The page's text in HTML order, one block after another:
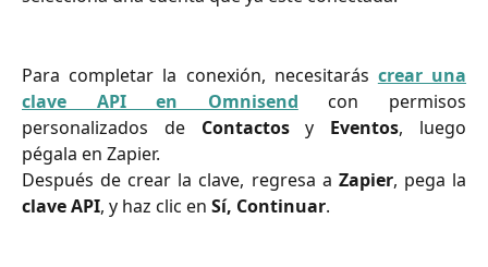
Para completar la conexión, necesitarás crear una
clave API en Omnisend con permisos
personalizados de Contactosy Eventos, luego
pégala en Zapier.
Después de crear la clave, regresa a Zapier, pega la
clave API, y haz clic en Sí, Continuar.